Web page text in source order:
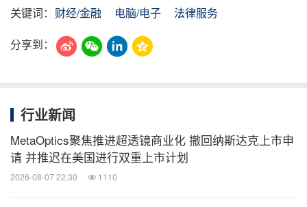
关键词： 财经/金融 电脑/电子
法律服务
分享到：
行业新闻
MetaOptics聚焦推进超透镜商业化 撤回纳斯达克上市申
请 并推迟在美国进行双重上市计划
2026-08-07 22:30 1110